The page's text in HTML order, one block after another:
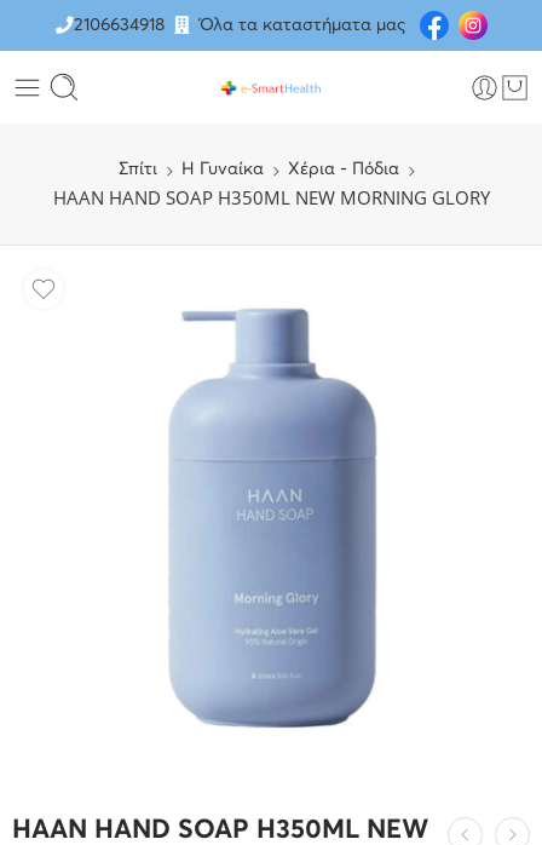
2106634918 Όλα τα καταστήματα μας
Σπίτι H Γυναίκα Χέρια - Πόδια
HAAN HAND SOAP H350ML NEW MORNING GLORY
HAAN HAND SOAP H350ML NEW